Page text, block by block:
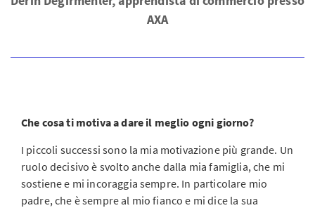
AXA
Che cosa ti motiva a dare il meglio ogni giorno?
I piccoli successi sono la mia motivazione più grande. Un
ruolo decisivo è svolto anche dalla mia famiglia, che mi
sostiene e mi incoraggia sempre. In particolare mio
padre, che è sempre al mio fianco e mi dice la sua